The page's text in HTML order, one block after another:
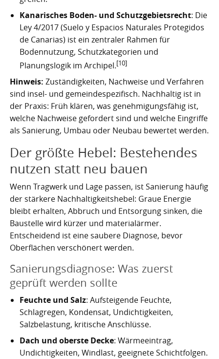
Kanarisches Boden- und Schutzgebietsrecht: Die
Ley 4/2017 (Suelo y Espacios Naturales Protegidos
de Canarias) ist ein zentraler Rahmen für
Bodennutzung, Schutzkategorien und
Planungslogik im Archipel.[10]
Hinweis: Zuständigkeiten, Nachweise und Verfahren
sind insel- und gemeindespezifisch. Nachhaltig ist in
der Praxis: Früh klären, was genehmigungsfähig ist,
welche Nachweise gefordert sind und welche Eingriffe
als Sanierung, Umbau oder Neubau bewertet werden.
Der größte Hebel: Bestehendes
nutzen statt neu bauen
Wenn Tragwerk und Lage passen, ist Sanierung häufig
der stärkere Nachhaltigkeitshebel: Graue Energie
bleibt erhalten, Abbruch und Entsorgung sinken, die
Baustelle wird kürzer und materialärmer.
Entscheidend ist eine saubere Diagnose, bevor
Oberflächen verschönert werden.
Sanierungsdiagnose: Was zuerst
geprüft werden sollte
Feuchte und Salz: Aufsteigende Feuchte,
Schlagregen, Kondensat, Undichtigkeiten,
Salzbelastung, kritische Anschlüsse.
Dach und oberste Decke: Wärmeeintrag,
Undichtigkeiten, Windlast, geeignete Schichtfolgen.